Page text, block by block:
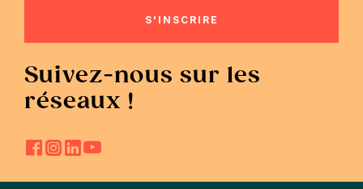
Suivez-nous sur les
réseaux !